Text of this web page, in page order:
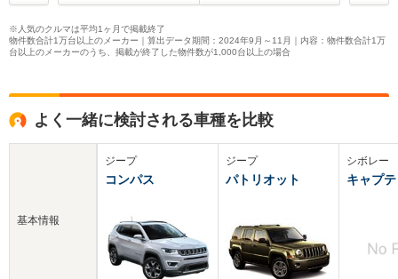
※人気のクルマは平均1ヶ月で掲載終了
物件数合計1万台以上のメーカー｜算出データ期間：2024年9月～11月｜内容：物件数合計1万
台以上のメーカーのうち、掲載が終了した物件数が1,000台以上の場合
よく一緒に検討される車種を比較
基本情報
ジープ
コンパス
ジープ
パトリオット
シボレー
キャプ